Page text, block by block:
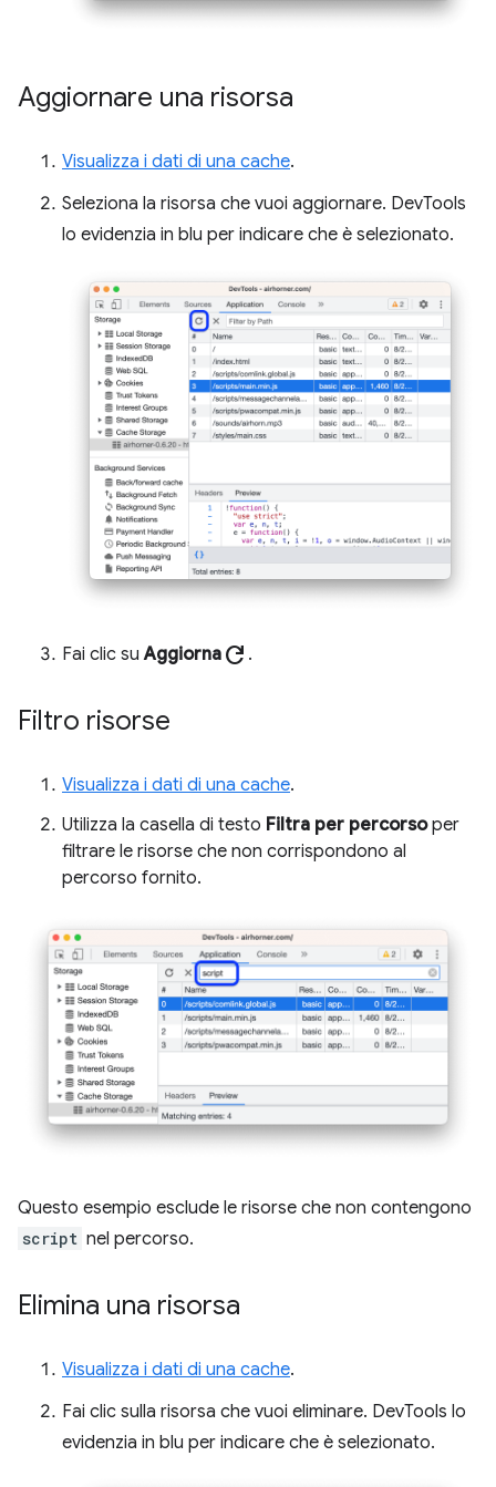
Aggiornare una risorsa
Visualizza i dati di una cache.
Seleziona la risorsa che vuoi aggiornare. DevTools
lo evidenzia in blu per indicare che è selezionato.
Fai clic suAggiorna refresh .
Filtro risorse
Visualizza i dati di una cache.
Utilizza la casella di testo Filtra per percorsoper
filtrare le risorse che non corrispondono al
percorso fornito.
Questo esempio esclude le risorse che non contengono
script nel percorso.
Elimina una risorsa
Visualizza i dati di una cache.
Fai clic sulla risorsa che vuoi eliminare. DevTools lo
evidenzia in blu per indicare che è selezionato.